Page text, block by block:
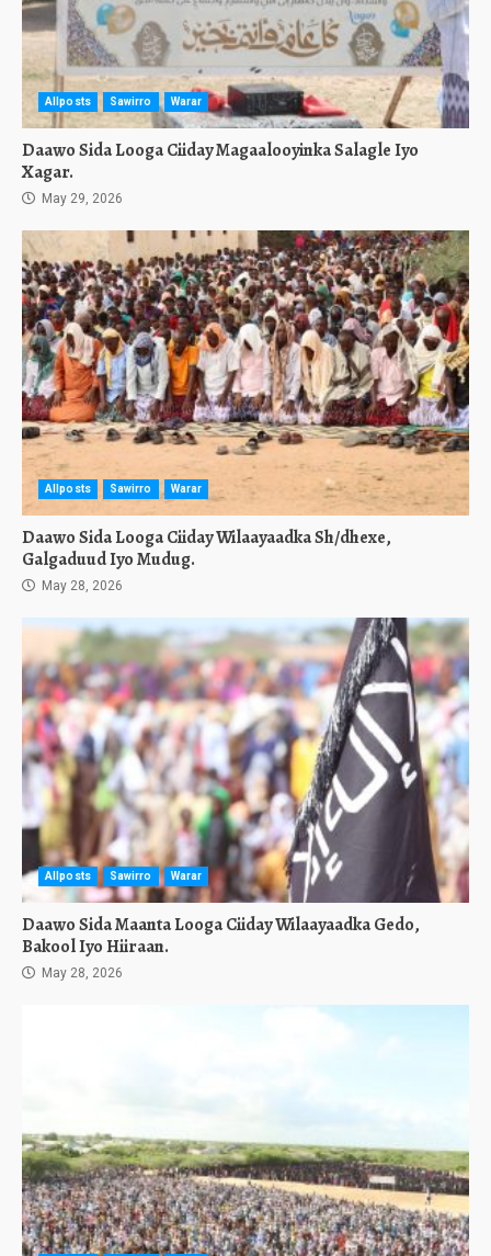
Allposts Sawirro Warar
Daawo Sida Looga Ciiday Magaalooyinka Salagle Iyo
Xagar.
May 29, 2026
Allposts Sawirro Warar
Daawo Sida Looga Ciiday Wilaayaadka Sh/dhexe,
Galgaduud Iyo Mudug.
May 28, 2026
Allposts Sawirro Warar
Daawo Sida Maanta Looga Ciiday Wilaayaadka Gedo,
Bakool Iyo Hiiraan.
May 28, 2026